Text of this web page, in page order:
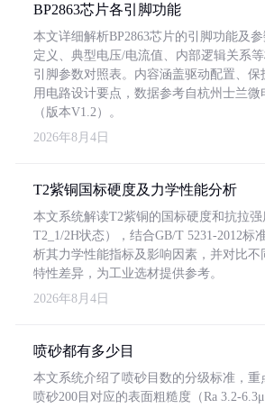
BP2863芯片各引脚功能
本文详细解析BP2863芯片的引脚功能及
定义、典型电压/电流值、内部逻辑关系
引脚参数对照表。内容涵盖驱动配置、保
用电路设计要点，数据参考自杭州士兰微
（版本V1.2）。
2026年8月4日
T2紫铜国标硬度及力学性能分析
本文系统解读T2紫铜的国标硬度和抗拉强
T2_1/2H状态），结合GB/T 5231-2012标
析其力学性能指标及影响因素，并对比不
特性差异，为工业选材提供参考。
2026年8月4日
喷砂都有多少目
本文系统介绍了喷砂目数的分级标准，重
喷砂200目对应的表面粗糙度（Ra 3.2-